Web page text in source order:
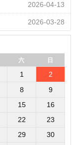
2026-04-13
2026-03-28
六 日
1
2
8
9
15
16
22
23
29
30